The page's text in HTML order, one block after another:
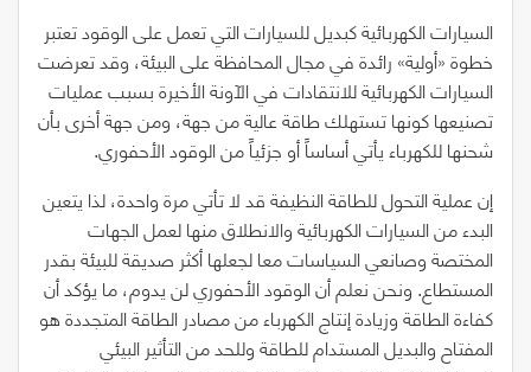
السيارات الكهربائية كبديل للسيارات التي تعمل على الوقود تعتبر
خطوة«أولية»رائدة في مجال المحافظة على البيئة، وقد تعرضت
السيارات الكهربائية للانتقادات في الآونة الأخيرة بسبب عمليات
تصنيعها كونها تستهلك طاقة عالية من جهة، ومن جهة أخرى بأن
شحنها للكهرباء يأتي أساساً أو جزئياً من الوقود الأحفوري.
إن عملية التحول للطاقة النظيفة قد لا تأتي مرة واحدة، لذا يتعين
البدء من السيارات الكهربائية والانطلاق منها لعمل الجهات
المختصة وصانعي السياسات معا لجعلها أكثر صديقة للبيئة بقدر
المستطاع. ونحن نعلم أن الوقود الأحفوري لن يدوم، ما يؤكد أن
كفاءة الطاقة وزيادة إنتاج الكهرباء من مصادر الطاقة المتجددة هو
المفتاح والبديل المستدام للطاقة وللحد من التأثير البيئي